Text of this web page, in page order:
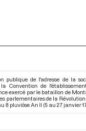
publique de l'adresse de la
Convention de
exercé par le bataillon de
parlementaires de la
8 pluviôse An II (5 au 27 janvier